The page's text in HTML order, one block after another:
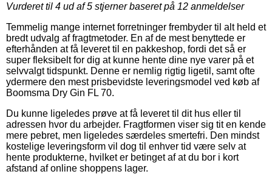
Vurderet til 4 ud af 5 stjerner baseret på 12 anmeldelser
Temmelig mange internet forretninger frembyder til alt held et
bredt udvalg af fragtmetoder. En af de mest benyttede er
efterhånden at få leveret til en pakkeshop, fordi det så er
super fleksibelt for dig at kunne hente dine nye varer på et
selvvalgt tidspunkt. Denne er nemlig rigtig ligetil, samt ofte
ydermere den mest prisbevidste leveringsmodel ved køb af
Boomsma Dry Gin FL 70.
Du kunne ligeledes prøve at få leveret til dit hus eller til
adressen hvor du arbejder. Fragtformen viser sig tit en kende
mere pebret, men ligeledes særdeles smertefri. Den mindst
kostelige leveringsform vil dog til enhver tid være selv at
hente produkterne, hvilket er betinget af at du bor i kort
afstand af online shoppens lager.